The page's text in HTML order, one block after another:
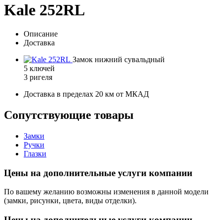
Kale 252RL
Описание
Доставка
Замок нижний сувальдный
5 ключей
3 ригеля
Доставка в пределах 20 км от МКАД
Сопутствующие товары
Замки
Ручки
Глазки
Цены на дополнительные услуги компании
По вашему желанию возможны изменения в данной модели
(замки, рисунки, цвета, виды отделки).